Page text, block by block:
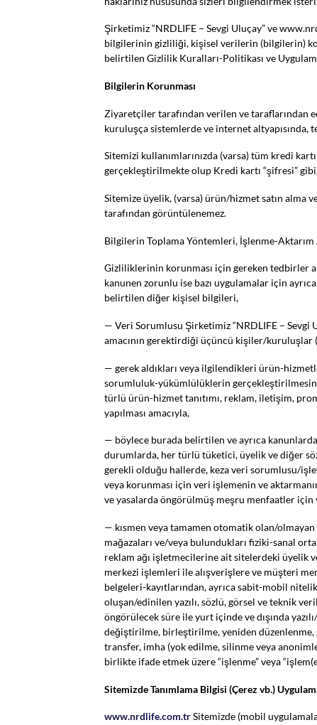
Şirketimiz “NRDLIFE – Sevgi Uluçay” ve
bilgilerinin gizliliği, kişisel verilerin (bilgilerin)
belirtilen Gizlilik Kuralları-Politikası ve
Bilgilerin Korunması
Ziyaretçiler tarafından verilen ve
kuruluşça sistemlerde ve internet
Sitemizi kullanımlarınızda (varsa) tüm kredi
gerçekleştirilmekte olup Kredi kartı “şifresi”
Sitemize üyelik, (varsa) ürün/hizmet satın alma
tarafından görüntülenemez.
Bilgilerin Toplama Yöntemleri, İşlenme-
Gizliliklerinin korunması için gereken tedbirler
kanunen zorunlu ise bazı uygulamalar için
belirtilen diğer kişisel bilgileri,
— Veri Sorumlusu Şirketimiz “NRDLIFE – Sevgi
amacının gerektirdiği üçüncü kişiler/kuruluşlar
— gerek aldıkları veya ilgilendikleri ürün-
sorumluluk-yükümlülüklerin
türlü ürün-hizmet tanıtımı, reklam, iletişim,
yapılması amacıyla,
— böylece burada belirtilen ve ayrıca
durumlarda, her türlü tüketici, üyelik ve diğer
gerekli olduğu hallerde, keza veri sorumlusu/
veya korunması için veri işlemenin ve
ve yasalarda öngörülmüş meşru menfaatler
— kısmen veya tamamen otomatik olan/
mağazaları ve/veya bulundukları fiziki-sanal
reklam ağı işletmecilerine ait sitelerdeki üyelik
merkezi işlemleri ile alışverişlere ve müşteri
belgeleri-kayıtlarından, ayrıca sabit-mobil
oluşan/edinilen yazılı, sözlü, görsel ve teknik
öngörülecek süre ile yurt içinde ve dışında
değiştirilme, birleştirilme, yeniden düzenlenme,
transfer, imha (yok edilme, silinme veya
birlikte ifade etmek üzere “işlenme” veya
Sitemizde Tanımlama Bilgisi (Çerez vb.)
www.nrdlife.com.trSitemizde (mobil